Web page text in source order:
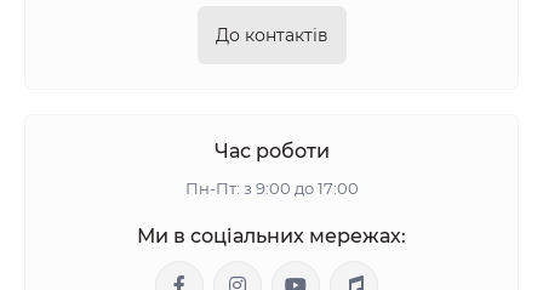
До контактів
Час роботи
Пн-Пт: з 9:00 до 17:00
Ми в соціальних мережах: